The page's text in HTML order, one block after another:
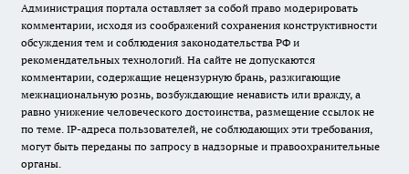
Администрация портала оставляет за собой право модерировать
комментарии, исходя из соображений сохранения конструктивности
обсуждения тем и соблюдения законодательства РФ и
рекомендательных технологий. На сайте не допускаются
комментарии, содержащие нецензурную брань, разжигающие
межнациональную рознь, возбуждающие ненависть или вражду, а
равно унижение человеческого достоинства, размещение ссылок не
по теме. IP-адреса пользователей, не соблюдающих эти требования,
могут быть переданы по запросу в надзорные и правоохранительные
органы.